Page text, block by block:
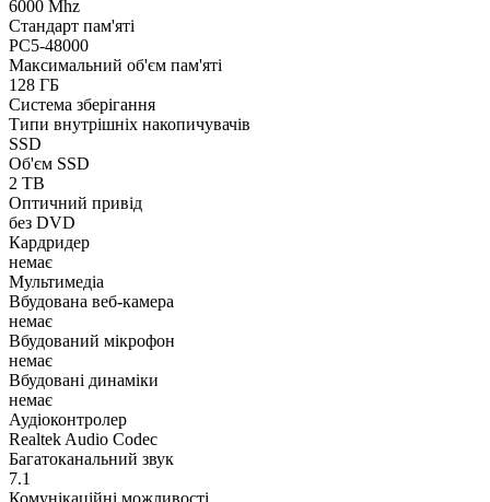
6000 Mhz
Стандарт пам'яті
PC5-48000
Максимальний об'єм пам'яті
128 ГБ
Система зберігання
Типи внутрішніх накопичувачів
SSD
Об'єм SSD
2 TB
Оптичний привід
без DVD
Кардридер
немає
Мультимедіа
Вбудована веб-камера
немає
Вбудований мікрофон
немає
Вбудовані динаміки
немає
Аудіоконтролер
Realtek Audio Codec
Багатоканальний звук
7.1